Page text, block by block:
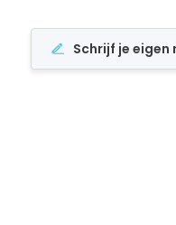
Schrijf je eigen